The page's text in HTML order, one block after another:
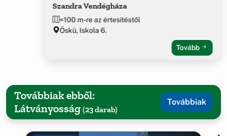
Szandra Vendégháza
<100 m-re az értesítéstől
Öskü, Iskola 6.
Tovább
Továbbiak ebből:
Látványosság (23 darab)
Továbbiak